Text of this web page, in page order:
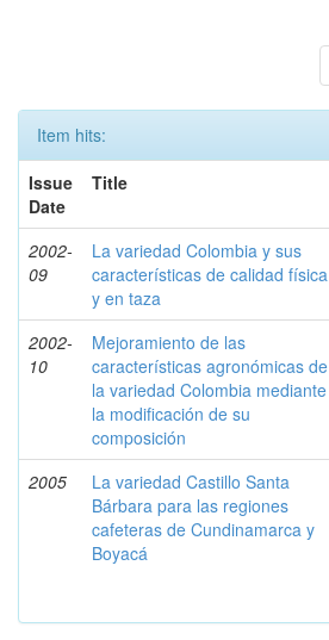
Item hits:
Issue
Date
Title
2002-
09
La variedad Colombia y sus
características de calidad física
y en taza
2002-
10
Mejoramiento de las
características agronómicas de
la variedad Colombia mediante
la modificación de su
composición
2005
La variedad Castillo Santa
Bárbara para las regiones
cafeteras de Cundinamarca y
Boyacá